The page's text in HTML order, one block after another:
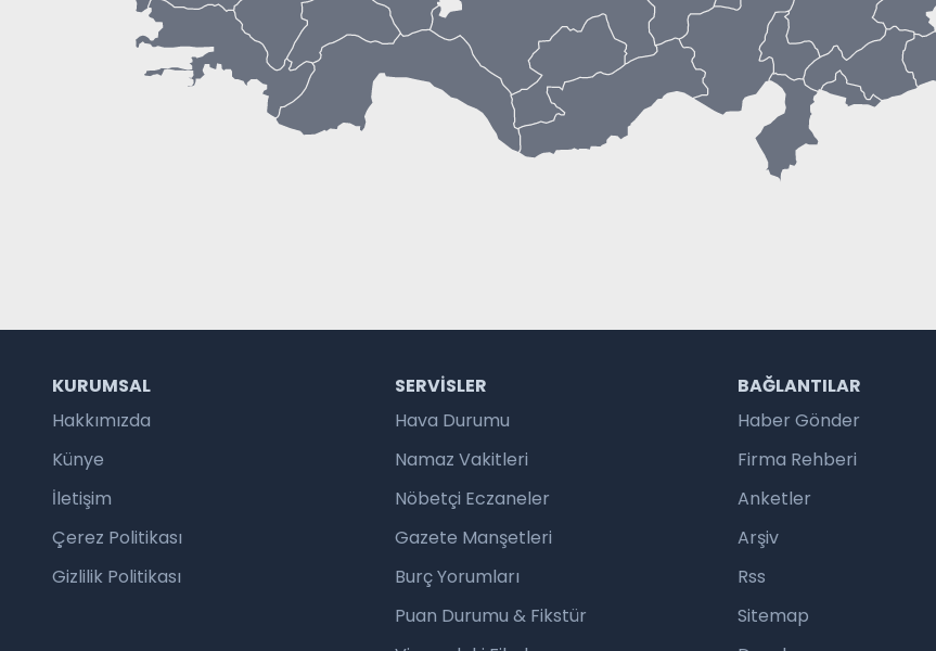
KURUMSAL
Hakkımızda
Künye
İletişim
Çerez Politikası
Gizlilik Politikası
SERVISLER
Hava Durumu
Namaz Vakitleri
Nöbetçi Eczaneler
Gazete Manşetleri
Burç Yorumları
Puan Durumu & Fikstür
BAĞLANTILAR
Haber Gönder
Firma Rehberi
Anketler
Arşiv
Rss
Sitemap